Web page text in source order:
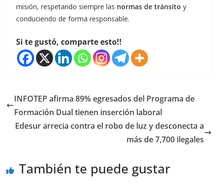
misión, respetando siempre las normas de tránsito y
conduciendo de forma responsable.
Si te gustó, comparte esto!!
INFOTEP afirma 89% egresados del Programa de
Formación Dual tienen inserción laboral
Edesur arrecia contra el robo de luz y desconecta a
más de 7,700 ilegales
También te puede gustar